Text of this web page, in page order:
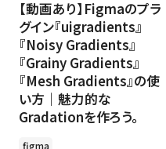
【動画あり】Figmaのプラ
グイン『uigradients』
『Noisy Gradients』
『Grainy Gradients』
『Mesh Gradients』の使
い方｜魅力的な
Gradationを作ろう。
figma